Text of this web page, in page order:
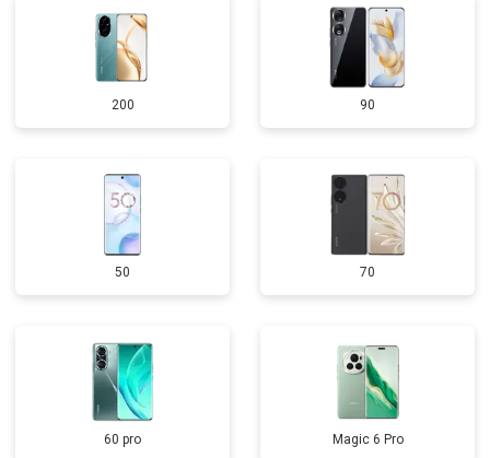
200 90
50 70
60 pro Magic 6 Pro